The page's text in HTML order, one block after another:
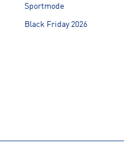
Sportmode
Black Friday 2026